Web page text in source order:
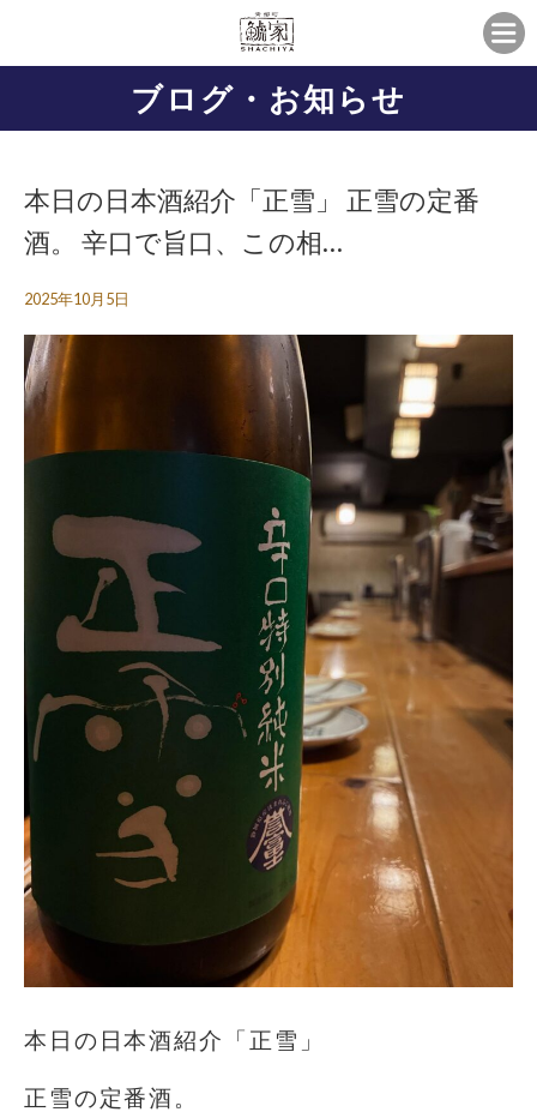
ブログ・お知らせ
本日の日本酒紹介「正雪」 正雪の定番
酒。 辛口で旨口、この相…
2025年10月5日
本日の日本酒紹介「正雪」
正雪の定番酒。